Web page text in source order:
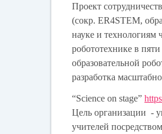
Проект
(сокр.ER4STEM,
науке и технологиям
робототехнике в
образовательной
разработка
“Science on stage”
Цель организации -
учителей